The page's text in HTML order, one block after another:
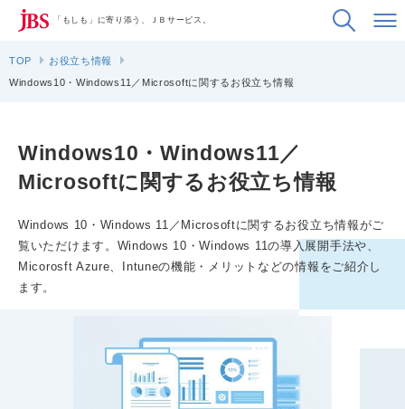
「もしも」に寄り添う、ＪＢサービス。
TOP
お役立ち情報
Windows10・Windows11／Microsoftに関するお役立ち情報
Windows10・Windows11／
Microsoftに関するお役立ち情報
Windows 10・Windows 11／Microsoftに関するお役立ち情報がご
覧いただけます。Windows 10・Windows 11の導入展開手法や、
Micorosft Azure、Intuneの機能・メリットなどの情報をご紹介し
ます。